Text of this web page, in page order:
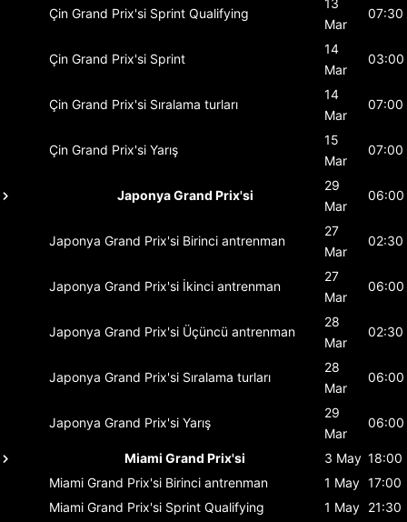
Çin Grand Prix'si Sprint Qualifying
Mar
07:30
Çin Grand Prix'si Sprint
14
Mar
03:00
Çin Grand Prix'si Sıralama turları
14
Mar
07:00
Çin Grand Prix'si Yarış
15
Mar
07:00
Japonya Grand Prix'si
29
Mar
06:00
Japonya Grand Prix'si Birinci antrenman
27
Mar
02:30
Japonya Grand Prix'si İkinci antrenman
27
Mar
06:00
Japonya Grand Prix'si Üçüncü antrenman
28
Mar
02:30
Japonya Grand Prix'si Sıralama turları
28
Mar
06:00
Japonya Grand Prix'si Yarış
29
Mar
06:00
Miami Grand Prix'si 3 May 18:00
Miami Grand Prix'si Birinci antrenman 1 May 17:00
Miami Grand Prix'si Sprint Qualifying 1 May 21:30